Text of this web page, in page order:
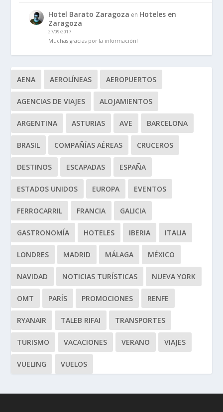
Hotel Barato Zaragoza en Hoteles en
Zaragoza
27/09/2017
Muchas gracias por la información!
AENA AEROLÍNEAS AEROPUERTOS
AGENCIAS DE VIAJES ALOJAMIENTOS
ARGENTINA ASTURIAS AVE BARCELONA
BRASIL COMPAÑÍAS AÉREAS CRUCEROS
DESTINOS ESCAPADAS ESPAÑA
ESTADOS UNIDOS EUROPA EVENTOS
FERROCARRIL FRANCIA GALICIA
GASTRONOMÍA HOTELES IBERIA ITALIA
LONDRES MADRID MÁLAGA MÉXICO
NAVIDAD NOTICIAS TURÍSTICAS NUEVA YORK
OMT PARÍS PROMOCIONES RENFE
RYANAIR TALEB RIFAI TRANSPORTES
TURISMO VACACIONES VERANO VIAJES
VUELING VUELOS